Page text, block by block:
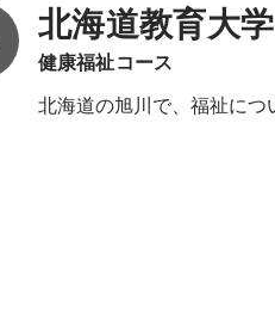
北海道教育大学
健康福祉コース
北海道の旭川で、福祉につ